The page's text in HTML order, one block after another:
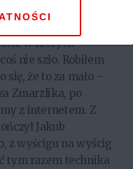
który jednak nie
w których
nie szło. Robiłem
się, że to za mało –
Zmarzlika, po
z internetem. Z
Jakub
z wyścigu na wyścig
tym razem technika